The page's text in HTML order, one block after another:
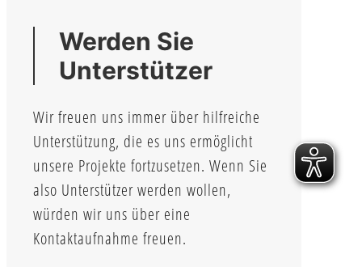
Werden Sie
Unterstützer
Wir freuen uns immer über hilfreiche
Unterstützung, die es uns ermöglicht
unsere Projekte fortzusetzen. Wenn Sie
also Unterstützer werden wollen,
würden wir uns über eine
Kontaktaufnahme freuen.